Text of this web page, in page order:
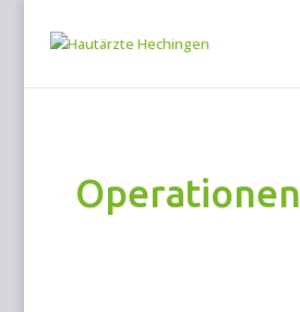
Operationen